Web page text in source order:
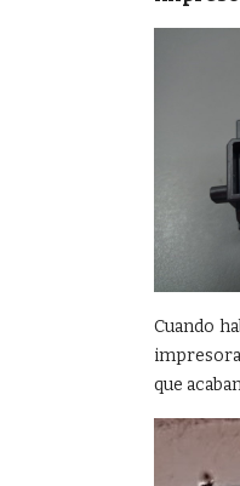
Cuando
que